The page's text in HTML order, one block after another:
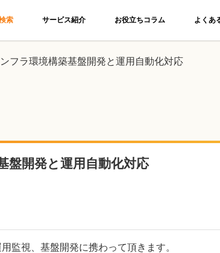
索 サービス紹介 お役立ちコラム よくあ
フラ環境構築基盤開発と運用自動化対応
盤開発と運用自動化対応
監視、基盤開発に携わって頂きます。